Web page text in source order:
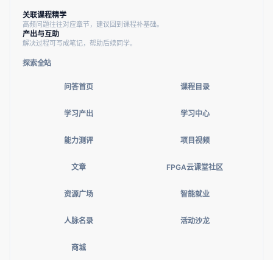
关联课程精学
高频问题往往对应章节，建议回到课程补基础。
产出与互助
解决过程可写成笔记，帮助后续同学。
探索全站
问答首页 课程目录
学习产出 学习中心
能力测评 项目视频
文章 FPGA云课堂社区
资源广场 智能就业
人脉名录 活动沙龙
商城